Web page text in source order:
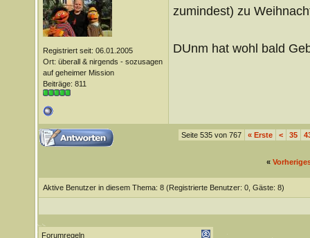
Registriert seit: 06.01.2005
Ort: überall & nirgends - sozusagen
auf geheimer Mission
Beiträge: 811
zumindest) zu
DUnm hat wohl bald
Seite 535 von 767 «Erste < 35
«
Aktive Benutzer in diesem Thema: 8 (Registrierte Benutzer: 0, Gäste: 8)
Forumregeln